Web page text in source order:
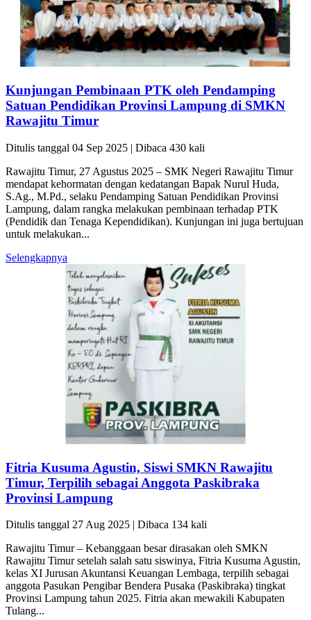
Kunjungan Pembinaan PTK oleh Pendamping
Satuan Pendidikan Provinsi Lampung di SMKN
Rawajitu Timur
Ditulis tanggal 04 Sep 2025 | Dibaca 430 kali
Rawajitu Timur, 27 Agustus 2025 – SMK Negeri Rawajitu Timur
mendapat kehormatan dengan kedatangan Bapak Nurul Huda,
S.Ag., M.Pd., selaku Pendamping Satuan Pendidikan Provinsi
Lampung, dalam rangka melakukan pembinaan terhadap PTK
(Pendidik dan Tenaga Kependidikan). Kunjungan ini juga bertujuan
untuk melakukan...
Selengkapnya
Fitria Kusuma Agustin, Siswi SMKN Rawajitu
Timur, Terpilih sebagai Anggota Paskibraka
Provinsi Lampung
Ditulis tanggal 27 Aug 2025 | Dibaca 134 kali
Rawajitu Timur – Kebanggaan besar dirasakan oleh SMKN
Rawajitu Timur setelah salah satu siswinya, Fitria Kusuma Agustin,
kelas XI Jurusan Akuntansi Keuangan Lembaga, terpilih sebagai
anggota Pasukan Pengibar Bendera Pusaka (Paskibraka) tingkat
Provinsi Lampung tahun 2025. Fitria akan mewakili Kabupaten
Tulang...